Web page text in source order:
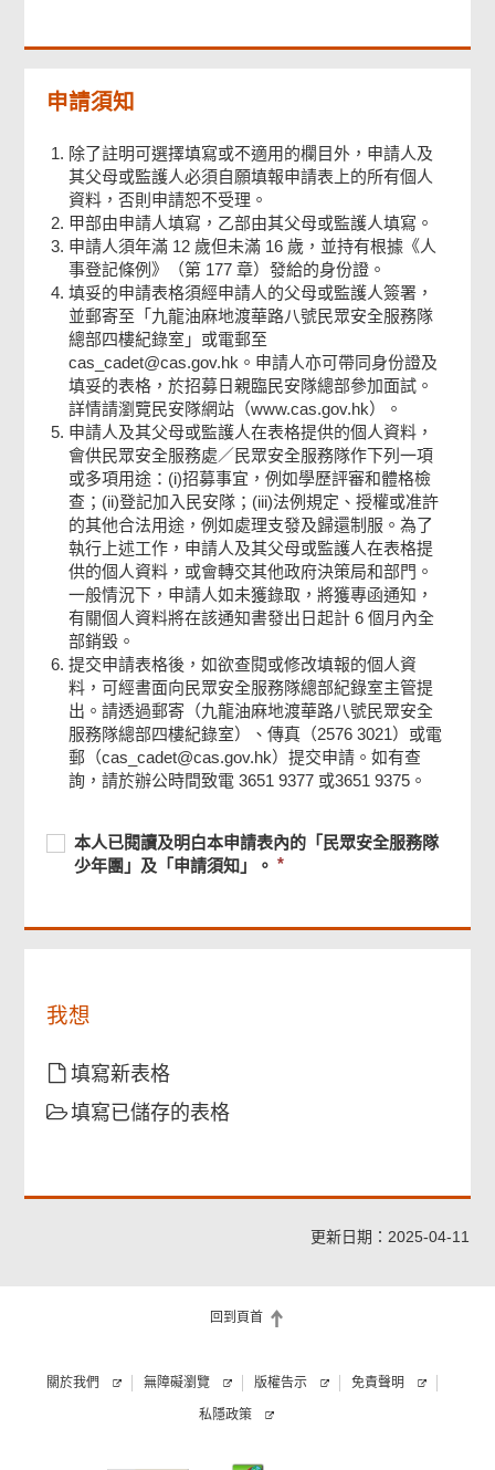
申請須知
除了註明可選擇填寫或不適用的欄目外，申請人及
其父母或監護人必須自願填報申請表上的所有個人
資料，否則申請恕不受理。
甲部由申請人填寫，乙部由其父母或監護人填寫。
申請人須年滿 12 歲但未滿 16 歲，並持有根據《人
事登記條例》（第 177 章）發給的身份證。
填妥的申請表格須經申請人的父母或監護人簽署，
並郵寄至「九龍油麻地渡華路八號民眾安全服務隊
總部四樓紀錄室」或電郵至
cas_cadet@cas.gov.hk。申請人亦可帶同身份證及
填妥的表格，於招募日親臨民安隊總部參加面試。
詳情請瀏覽民安隊網站（www.cas.gov.hk）。
申請人及其父母或監護人在表格提供的個人資料，
會供民眾安全服務處／民眾安全服務隊作下列一項
或多項用途：(i)招募事宜，例如學歷評審和體格檢
查；(ii)登記加入民安隊；(iii)法例規定、授權或准許
的其他合法用途，例如處理支發及歸還制服。為了
執行上述工作，申請人及其父母或監護人在表格提
供的個人資料，或會轉交其他政府決策局和部門。
一般情況下，申請人如未獲錄取，將獲專函通知，
有關個人資料將在該通知書發出日起計 6 個月內全
部銷毀。
提交申請表格後，如欲查閱或修改填報的個人資
料，可經書面向民眾安全服務隊總部紀錄室主管提
出。請透過郵寄（九龍油麻地渡華路八號民眾安全
服務隊總部四樓紀錄室）、傳真（2576 3021）或電
郵（cas_cadet@cas.gov.hk）提交申請。如有查
詢，請於辦公時間致電 3651 9377 或3651 9375。
本
讀
白
本
請
內
團」
必
本人已閱讀及明白本申請表內的「民眾安全服務隊
少年團」及「申請須知」。
我想
填寫新表格
填寫已儲存的表格
更新日期：2025-04-11
回到頁首
關於我們 無障礙瀏覽 版權告示 免責聲明
私隱政策